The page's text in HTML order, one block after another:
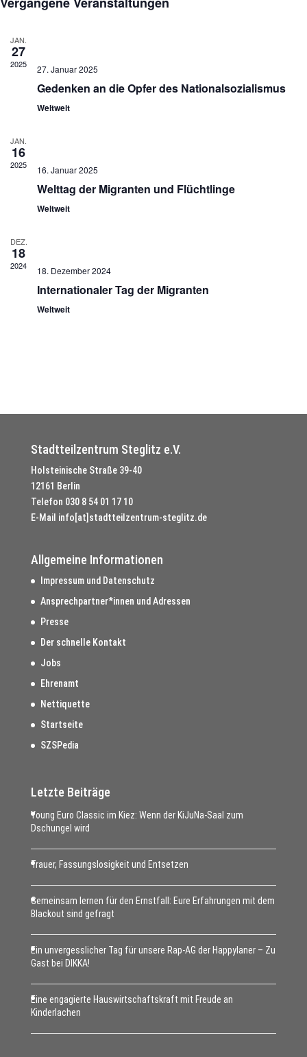
auswählen.
Veranstaltungen
in
Photo
JAN.
27
2025 27. Januar 2025
Gedenken an die Opfer des Nationalsozialismus
Weltweit
JAN.
16
2025 16. Januar 2025
Welttag der Migranten und Flüchtlinge
Weltweit
DEZ.
18
2024 18. Dezember 2024
Internationaler Tag der Migranten
Weltweit
Stadtteilzentrum Steglitz e.V.
Holsteinische Straße 39-40
12161 Berlin
Telefon 030 8 54 01 17 10
E-Mail info[at]stadtteilzentrum-steglitz.de
Allgemeine Informationen
Impressum und Datenschutz
Ansprechpartner*innen und Adressen
Presse
Der schnelle Kontakt
Jobs
Ehrenamt
Nettiquette
Startseite
SZSPedia
Letzte Beiträge
Young Euro Classic im Kiez: Wenn der KiJuNa-Saal zum
Dschungel wird
Trauer, Fassungslosigkeit und Entsetzen
Gemeinsam lernen für den Ernstfall: Eure Erfahrungen mit dem
Blackout sind gefragt
Ein unvergesslicher Tag für unsere Rap-AG der Happylaner – Zu
Gast bei DIKKA!
Eine engagierte Hauswirtschaftskraft mit Freude an
Kinderlachen